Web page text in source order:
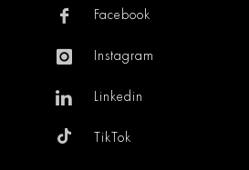
Facebook
Instagram
Linkedin
TikTok